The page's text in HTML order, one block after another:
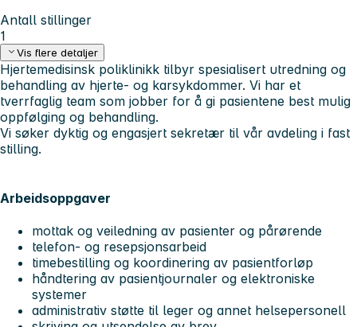
Antall stillinger
1
Vis flere detaljer
Hjertemedisinsk poliklinikk tilbyr spesialisert utredning og
behandling av hjerte- og karsykdommer. Vi har et
tverrfaglig team som jobber for å gi pasientene best mulig
oppfølging og behandling.
Vi søker dyktig og engasjert sekretær til vår avdeling i fast
stilling.
Arbeidsoppgaver
mottak og veiledning av pasienter og pårørende
telefon- og resepsjonsarbeid
timebestilling og koordinering av pasientforløp
håndtering av pasientjournaler og elektroniske
systemer
administrativ støtte til leger og annet helsepersonell